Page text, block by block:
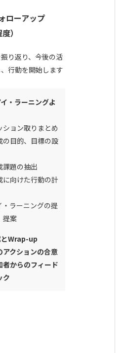
ローアップ
）
り返り、今後の活
行動を開始します
・ラーニングよ
ション取りまとめ
の目的、目標の設
課題の抽出
に向けた行動の計
・ラーニングの提
提案
Wrap-up
アクションの合意
者からのフィード
ク